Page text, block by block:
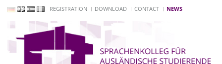
REGISTRATION DOWNLOAD CONTACT NEWS